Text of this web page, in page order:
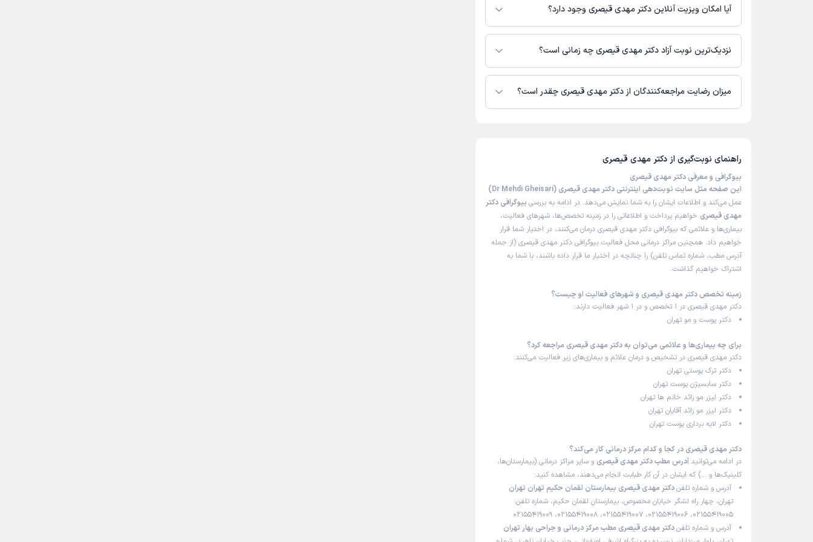
بیمارستان لقمان حکیم تهران
کلینیک پوست و مو و زیبایی نوا تهران
آیا امکان ویزیت آنلاین دکتر مهدی قیصری وجود دارد؟
در حال حاضر اطلاعاتی درباره ارائه ویزیت آنلاین توسط دکتر مهدی قیصری در دسترس
نیست. برای دریافت اطلاعات دقیق‌تر، لطفاً با مطب تماس بگیرید.
نزدیک‌ترین نوبت آزاد دکتر مهدی قیصری چه زمانی است؟
دکتر مهدی قیصری از روز پنج‌شنبه 29 مرداد 1405 بیمار جدید می‌پذیرند.
میزان رضایت مراجعه‌کنندگان از دکتر مهدی قیصری چقدر است؟
راهنمای نوبت‌گیری از دکتر مهدی قیصری
بیوگرافی و معرفی دکتر مهدی قیصری
این صفحه مثل سایت نوبت‌دهی اینترنتی دکتر مهدی قیصری (Dr Mehdi Gheisari)
عمل می‌کند و اطلاعات ایشان را به شما نمایش می‌دهد. در ادامه به بررسی بیوگرافی دکتر
مهدی قیصری خواهیم پرداخت و اطلاعاتی را در زمینه تخصص‌ها، شهرهای فعالیت،
بیماری‌ها و علائمی که بیوگرافی دکتر مهدی قیصری درمان می‌کنند، در اختیار شما قرار
خواهیم داد. همچنین مراکز درمانی محل فعالیت بیوگرافی دکتر مهدی قیصری (از جمله
آدرس مطب، شماره تماس تلفن) را چنانچه در اختیار ما قرار داده باشند، با شما به
اشتراک خواهیم گذاشت.
زمینه تخصص دکتر مهدی قیصری و شهرهای فعالیت او چیست؟
دکتر مهدی قیصری در 1 تخصص و در 1 شهر فعالیت دارند:
دکتر پوست و مو تهران
برای چه بیماری‌ها و علائمی می‌توان به دکتر مهدی قیصری مراجعه کرد؟
دکتر مهدی قیصری در تشخیص و درمان علائم و بیماری‌های زیر فعالیت می‌کنند:
دکتر ترک پوستی تهران
دکتر سابسیژن پوست تهران
دکتر لیزر مو زائد خانم ها تهران
دکتر لیزر مو زائد آقایان تهران
دکتر لایه برداری پوست تهران
دکتر مهدی قیصری در کجا و کدام مرکز درمانی کار می‌کند؟
در ادامه می‌توانید آدرس مطب دکتر مهدی قیصری و سایر مراکز درمانی (بیمارستان‌ها،
کلینیک‌ها و …) که ایشان در آن کار طبابت انجام می‌دهند، مشاهده کنید:
آدرس و شماره تلفندکتر مهدی قیصری بیمارستان لقمان حکیم تهران تهران
تهران، چهار راه لشگر خیابان مخصوص، بیمارستان لقمان حکیم، شماره تلفن:
02155419005، 02155419006، 02155419007، 02155419008، 02155419009
آدرس و شماره تلفندکتر مهدی قیصری مطب مرکز درمانی و جراحی بهار تهران